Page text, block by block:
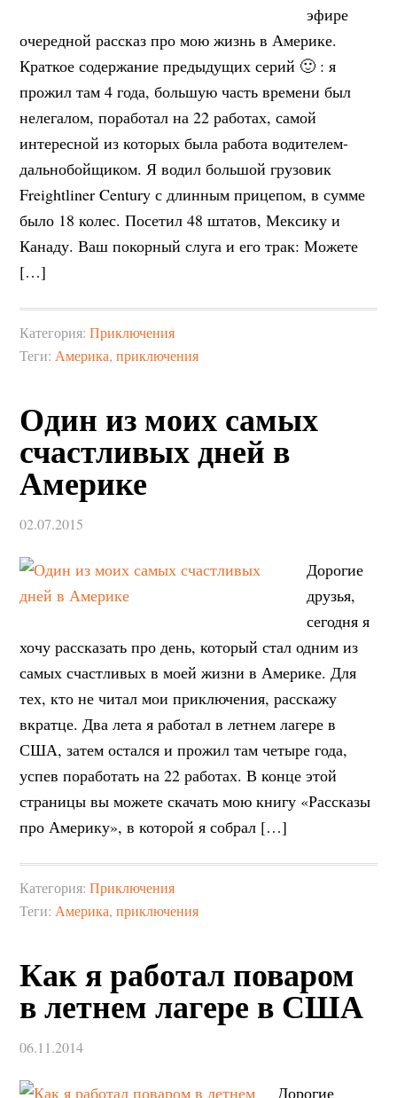
эфире
очередной рассказ про мою жизнь в Америке.
Краткое содержание предыдущих серий 🙂 : я
прожил там 4 года, большую часть времени был
нелегалом, поработал на 22 работах, самой
интересной из которых была работа водителем-
дальнобойщиком. Я водил большой грузовик
Freightliner Century с длинным прицепом, в сумме
было 18 колес. Посетил 48 штатов, Мексику и
Канаду. Ваш покорный слуга и его трак: Можете
[…]
Категория:Приключения
Теги: Америка,приключения
Один из моих самых
счастливых дней в
Америке
02.07.2015
Дорогие
друзья,
сегодня я
хочу рассказать про день, который стал одним из
самых счастливых в моей жизни в Америке. Для
тех, кто не читал мои приключения, расскажу
вкратце. Два лета я работал в летнем лагере в
США, затем остался и прожил там четыре года,
успев поработать на 22 работах. В конце этой
страницы вы можете скачать мою книгу «Рассказы
про Америку», в которой я собрал […]
Категория:Приключения
Теги: Америка,приключения
Как я работал поваром
в летнем лагере в США
06.11.2014
Дорогие